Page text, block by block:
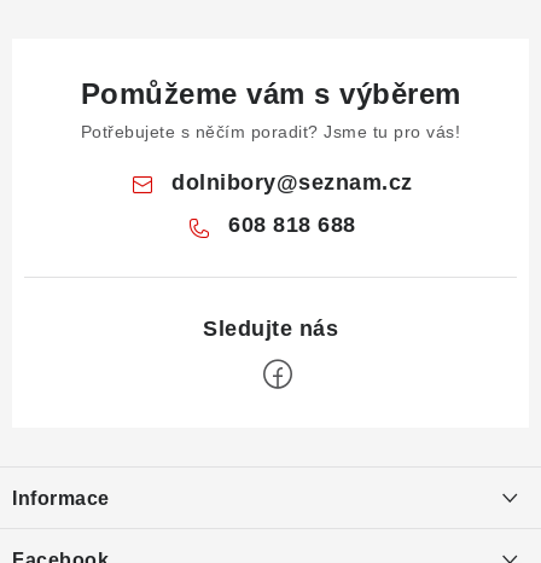
Pomůžeme vám s výběrem
Potřebujete s něčím poradit? Jsme tu pro vás!
dolnibory@seznam.cz
608 818 688
p
a
Informace